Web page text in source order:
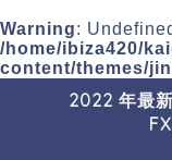
Warning:
/home/ibiza420/
content/themes/
2022 年最